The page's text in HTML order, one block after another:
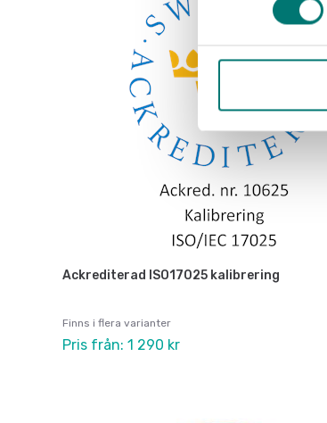
Ackrediterad ISO17025 kalibrering
Finns i flera varianter
Pris från: 1 290 kr